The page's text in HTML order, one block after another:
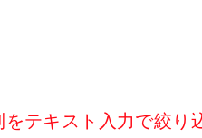
テキスト入力で絞り